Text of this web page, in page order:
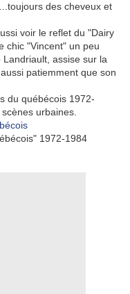
des cheveux et
voir le reflet du "Dairy
chic "Vincent" un peu
assise sur la
patiemment que son
du québécois 1972-
urbaines.
1972-1984